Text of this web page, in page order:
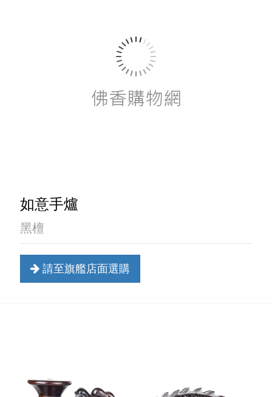
如意手爐
黑檀
請至旗艦店面選購